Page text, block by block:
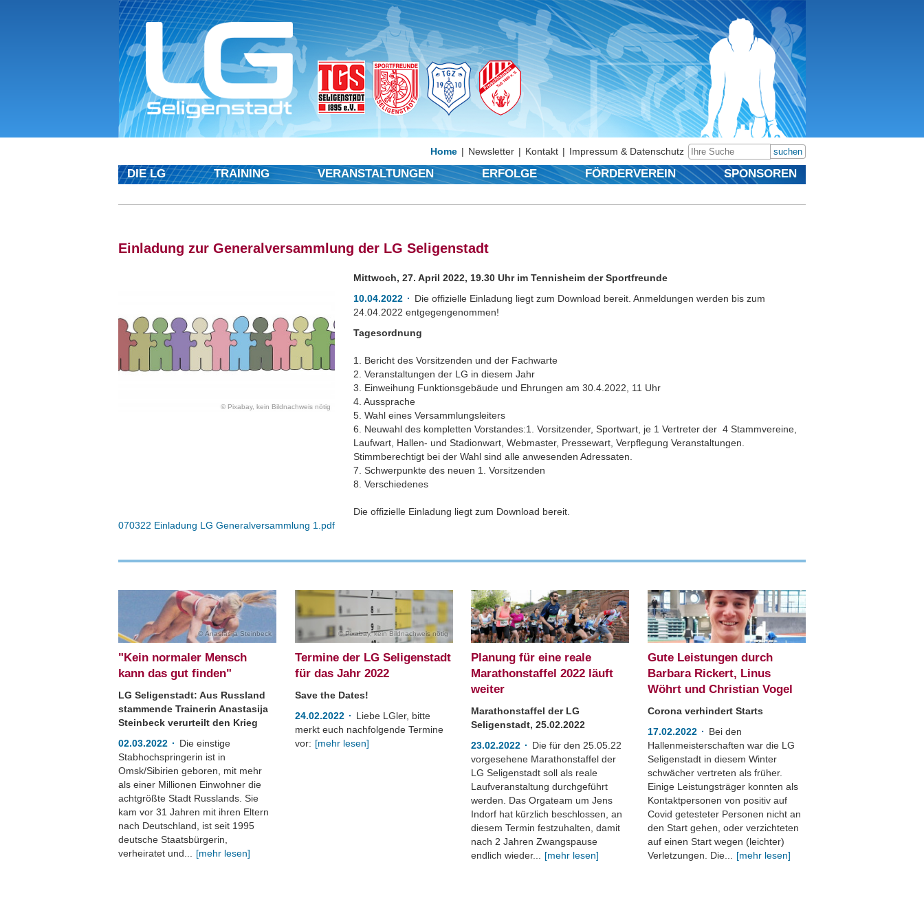
suchen
Home Newsletter Kontakt Impressum & Datenschutz
DIE LG TRAINING VERANSTALTUNGEN ERFOLGE FÖRDERVEREIN SPONSOREN
Einladung zur Generalversammlung der LG Seligenstadt
Pixabay, kein Bildnachweis nötig
Mittwoch, 27. April 2022, 19.30 Uhr im Tennisheim der Sportfreunde
10.04.2022
Die offizielle Einladung liegt zum Download bereit. Anmeldungen werden bis zum
24.04.2022 entgegengenommen!
Tagesordnung
1. Bericht des Vorsitzenden und der Fachwarte
2. Veranstaltungen der LG in diesem Jahr
3. Einweihung Funktionsgebäude und Ehrungen am 30.4.2022, 11 Uhr
4. Aussprache
5. Wahl eines Versammlungsleiters
6. Neuwahl des kompletten Vorstandes:1. Vorsitzender, Sportwart, je 1 Vertreter der 4 Stammvereine,
Laufwart, Hallen- und Stadionwart, Webmaster, Pressewart, Verpflegung Veranstaltungen.
Stimmberechtigt bei der Wahl sind alle anwesenden Adressaten.
7. Schwerpunkte des neuen 1. Vorsitzenden
8. Verschiedenes
Die offizielle Einladung liegt zum Download bereit.
070322 Einladung LG Generalversammlung 1.pdf
Anastasija Steinbeck
"Kein normaler Mensch
kann das gut finden"
LG Seligenstadt: Aus Russland
stammende Trainerin Anastasija
Steinbeck verurteilt den Krieg
02.03.2022
Die einstige
Stabhochspringerin ist in
Omsk/Sibirien geboren, mit mehr
als einer Millionen Einwohner die
achtgrößte Stadt Russlands. Sie
kam vor 31 Jahren mit ihren Eltern
nach Deutschland, ist seit 1995
deutsche Staatsbürgerin,
verheiratet und...
[mehr lesen]
Pixabay, kein Bildnachweis nötig
Termine der LG Seligenstadt
für das Jahr 2022
Save the Dates!
24.02.2022
Liebe LGler, bitte
merkt euch nachfolgende Termine
vor: [mehr lesen]
Planung für eine reale
Marathonstaffel 2022 läuft
weiter
Marathonstaffel der LG
Seligenstadt, 25.02.2022
23.02.2022
Die für den 25.05.22
vorgesehene Marathonstaffel der
LG Seligenstadt soll als reale
Laufveranstaltung durchgeführt
werden. Das Orgateam um Jens
Indorf hat kürzlich beschlossen, an
diesem Termin festzuhalten, damit
nach 2 Jahren Zwangspause
endlich wieder...
[mehr lesen]
Gute Leistungen durch
Barbara Rickert, Linus
Wöhrt und Christian Vogel
Corona verhindert Starts
17.02.2022
Bei den
Hallenmeisterschaften war die LG
Seligenstadt in diesem Winter
schwächer vertreten als früher.
Einige Leistungsträger konnten als
Kontaktpersonen von positiv auf
Covid getesteter Personen nicht an
den Start gehen, oder verzichteten
auf einen Start wegen (leichter)
Verletzungen. Die...
[mehr lesen]